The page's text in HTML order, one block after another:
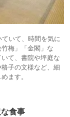
いて、時間を気に
梅」「金閣」な
て、書院や坪庭な
子の文様など、細
ます。
食事